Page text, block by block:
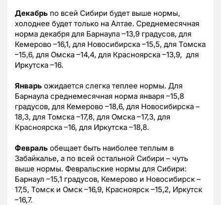
Декабрь по всей Сибири будет выше нормы,
холоднее будет только на Алтае. Среднемесячная
норма декабря для Барнаула –13,9 градусов, для
Кемерово –16,1, для Новосибирска –15,5, для Томска
–15,6, для Омска –14,4, для Красноярска –13,9, для
Иркутска –16.
Январь ожидается слегка теплее нормы. Для
Барнаула среднемесячная норма января –15,8
градусов, для Кемерово –18,6, для Новосибирска –
18,3, для Томска –17,8, для Омска –17,3, для
Красноярска –16, для Иркутска –18,8.
Февраль обещает быть наиболее теплым в
Забайкалье, а по всей остальной Сибири – чуть
выше нормы. Февральские нормы для Сибири:
Барнаул –15,1 градусов, Кемерово и Новосибирск –
17,5, Томск и Омск –16,9, Красноярск –15,2, Иркутск
–16,7.